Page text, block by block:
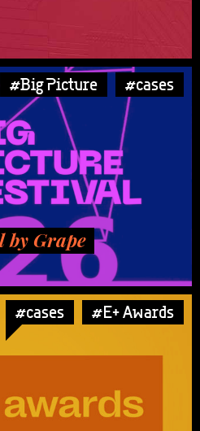
#Big Picture #cases
by Grape
#cases #E+ Awards